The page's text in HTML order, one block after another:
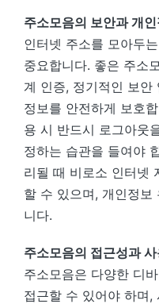
주소모음의 보안과 개
인터넷 주소를 모아두
중요합니다. 좋은 주소
계 인증, 정기적인 보안
정보를 안전하게 보호
용 시 반드시 로그아웃
정하는 습관을 들여야
리될 때 비로소 인터넷
할 수 있으며, 개인정보
니다.
주소모음의 접근성과
주소모음은 다양한 디
접근할 수 있어야 하며,